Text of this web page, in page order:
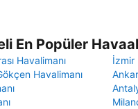
En Popüler
Havalimanı
İzmir
Havalimanı